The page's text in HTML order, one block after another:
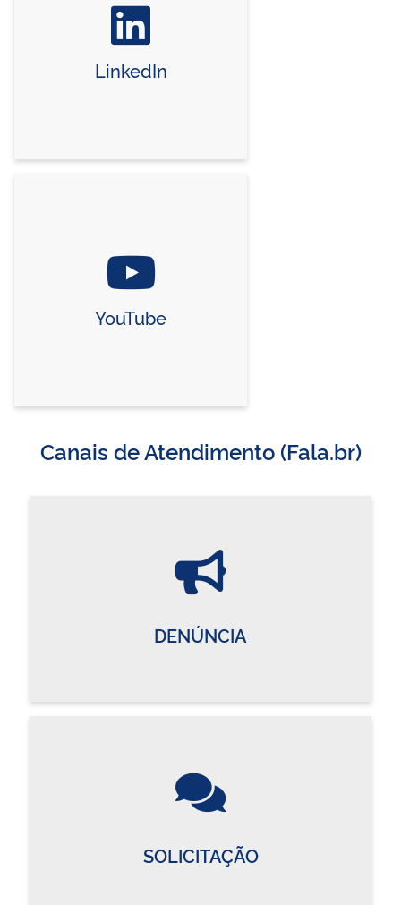
LinkedIn
YouTube
Canais de Atendimento (Fala.br)
DENÚNCIA
SOLICITAÇÃO